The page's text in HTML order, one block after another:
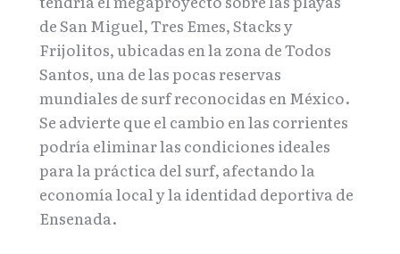
de San Miguel, Tres Emes, Stacks y
Frijolitos, ubicadas en la zona de Todos
Santos, una de las pocas reservas
mundiales de surf reconocidas en México.
Se advierte que el cambio en las corrientes
podría eliminar las condiciones ideales
para la práctica del surf, afectando la
economía local y la identidad deportiva de
Ensenada.